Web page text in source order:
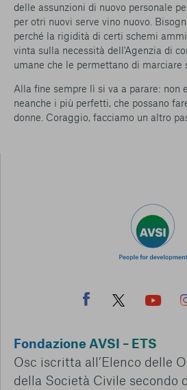
delle assunzioni di nuovo personale
per otri nuovi serve vino nuovo.
perché la rigidità di certi schemi
vinta sulla necessità dell'Agenzia di
umane che le permettano di marciare
Alla fine sempre lì si va a parare: non
neanche i più perfetti, che possano
donne. Coraggio, facciamo un altro
Fondazione AVSI – ETS
Osc iscritta all’Elenco delle
della Società Civile secondo